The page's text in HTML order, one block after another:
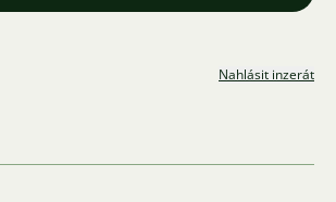
Nahlásit inzerát